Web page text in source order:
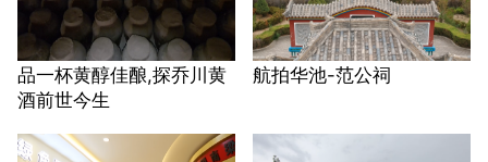
品一杯黄醇佳酿,探乔川黄
酒前世今生
航拍华池-范公祠